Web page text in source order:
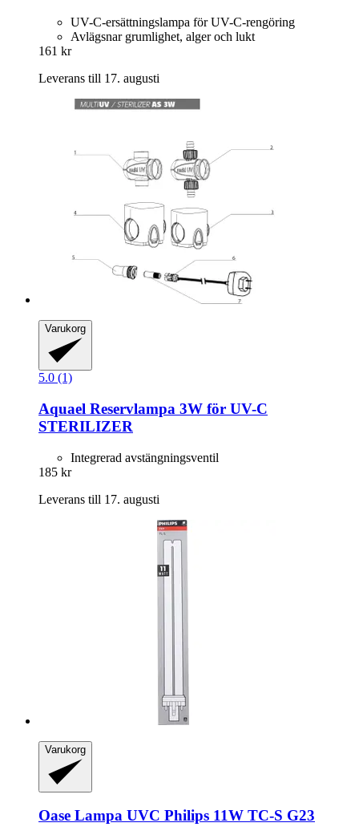
UV-C-ersättningslampa för UV-C-rengöring
Avlägsnar grumlighet, alger och lukt
161 kr
Leverans till 17. augusti
Varukorg
5.0 (1)
Aquael Reservlampa 3W för UV-​C
STERILIZER
Integrerad avstängningsventil
185 kr
Leverans till 17. augusti
Varukorg
Oase Lampa UVC Philips 11W TC-​S G23